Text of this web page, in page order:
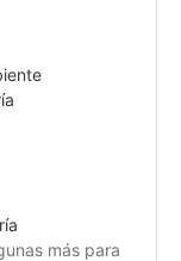
más para